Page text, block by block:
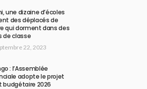
une dizaine d’écoles
des déplacés de
qui dorment dans des
de classe
22, 2023
: l’Assemblée
adopte le projet
budgétaire 2026